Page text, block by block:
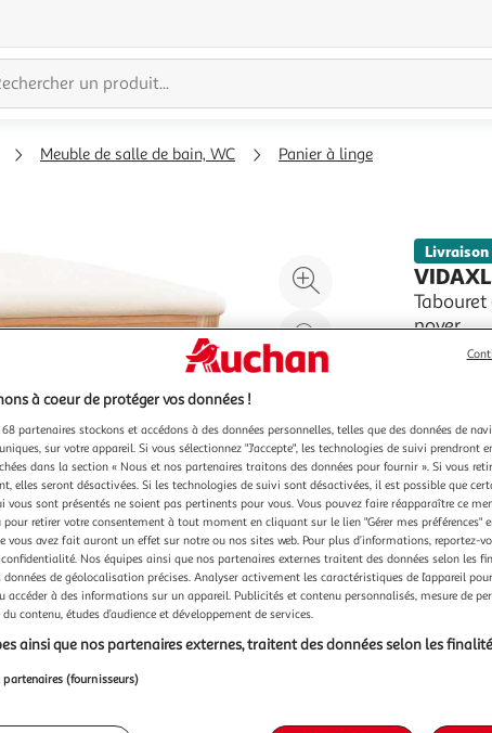
Meuble de salle de bain, WC Panier à linge
Agrandir
l'illustration
à
200%
Réduire
l'illustration
%
produit
VIDAXL
noyer
Le
un
motifs
Vendu
à coeur de protéger vos données !
partenaires stockons et accédons à des données personnelles, telles que des données de
sur votre appareil. Si vous sélectionnez "J'accepte", les technologies de suivi prendront
dans la section « Nous et nos partenaires traitons des données pour fournir ». Si vous
elles seront désactivées. Si les technologies de suivi sont désactivées, il est possible que
vous sont présentés ne soient pas pertinents pour vous. Vous pouvez faire réapparaître ce
pour retirer votre consentement à tout moment en cliquant sur le lien "Gérer mes préférences"
vous avez fait auront un effet sur notre ou nos sites web. Pour plus d’informations, reportez-
Nos équipes ainsi que nos partenaires externes traitent des données selon les
de géolocalisation précises. Analyser activement les caractéristiques de l’appareil
accéder à des informations sur un appareil. Publicités et contenu personnalisés, mesure de
contenu, études d’audience et développement de services.
ainsi que nos partenaires externes, traitent des données selon les
partenaires (fournisseurs)